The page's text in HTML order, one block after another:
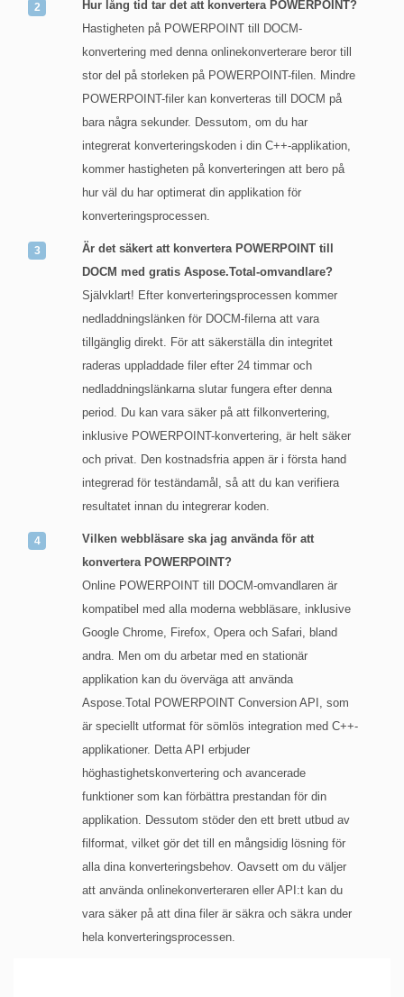
Hur lång tid tar det att konvertera POWERPOINT?
Hastigheten på POWERPOINT till DOCM-
konvertering med denna onlinekonverterare beror till
stor del på storleken på POWERPOINT-filen. Mindre
POWERPOINT-filer kan konverteras till DOCM på
bara några sekunder. Dessutom, om du har
integrerat konverteringskoden i din C++-applikation,
kommer hastigheten på konverteringen att bero på
hur väl du har optimerat din applikation för
konverteringsprocessen.
Är det säkert att konvertera POWERPOINT till
DOCM med gratis Aspose.Total-omvandlare?
Självklart! Efter konverteringsprocessen kommer
nedladdningslänken för DOCM-filerna att vara
tillgänglig direkt. För att säkerställa din integritet
raderas uppladdade filer efter 24 timmar och
nedladdningslänkarna slutar fungera efter denna
period. Du kan vara säker på att filkonvertering,
inklusive POWERPOINT-konvertering, är helt säker
och privat. Den kostnadsfria appen är i första hand
integrerad för teständamål, så att du kan verifiera
resultatet innan du integrerar koden.
Vilken webbläsare ska jag använda för att
konvertera POWERPOINT?
Online POWERPOINT till DOCM-omvandlaren är
kompatibel med alla moderna webbläsare, inklusive
Google Chrome, Firefox, Opera och Safari, bland
andra. Men om du arbetar med en stationär
applikation kan du överväga att använda
Aspose.Total POWERPOINT Conversion API, som
är speciellt utformat för sömlös integration med C++-
applikationer. Detta API erbjuder
höghastighetskonvertering och avancerade
funktioner som kan förbättra prestandan för din
applikation. Dessutom stöder den ett brett utbud av
filformat, vilket gör det till en mångsidig lösning för
alla dina konverteringsbehov. Oavsett om du väljer
att använda onlinekonverteraren eller API:t kan du
vara säker på att dina filer är säkra och säkra under
hela konverteringsprocessen.